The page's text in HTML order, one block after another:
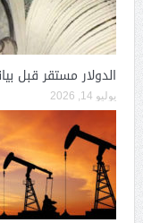
الدولار مستقر قبل
يوليو 14, 2026